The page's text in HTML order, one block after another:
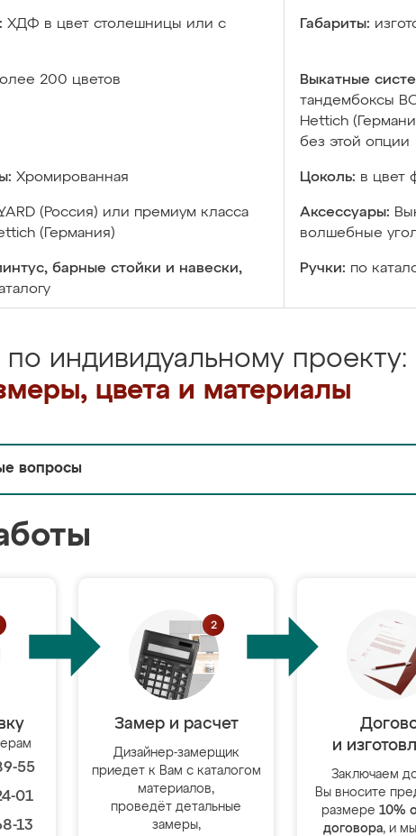
ХДФ в цвет столешницы или с
Габариты:
200 цветов Выкатные
тандембоксы
Hettich
без этой опции
Хромированная Цоколь: в цвет
(Россия) или премиум класса
(Германия)
Аксессуары:
волшебные
барные стойки и навески,
Ручки: по
по индивидуальному проекту:
цвета и материалы
вопросы
55
01
13
Замер и расчет
Дизайнер-замерщик
приедет к Вам с каталогом
материалов,
проведёт детальные
замеры,
и
Заключаем
Вы вносите
размере 10%
договора, и